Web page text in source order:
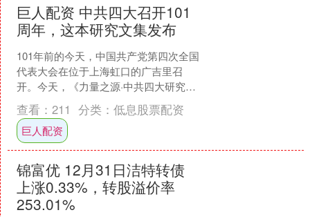
巨人配资 中共四大召开101
周年，这本研究文集发布
101年前的今天，中国共产党第四次全国
代表大会在位于上海虹口的广吉里召
开。今天，《力量之源·中共四大研究文
集》新书在中共四大纪念馆发布，“党的
支部建设研究”座谈....
查看： 211 分类： 低息股票配资
巨人配资
锦富优 12月31日洁特转债
上涨0.33%，转股溢价率
253.01%